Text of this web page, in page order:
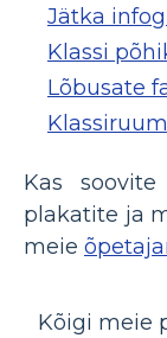
Jätka
Klassi
Lõbusate
Kas
plakatite ja
meie
Kõigi meie